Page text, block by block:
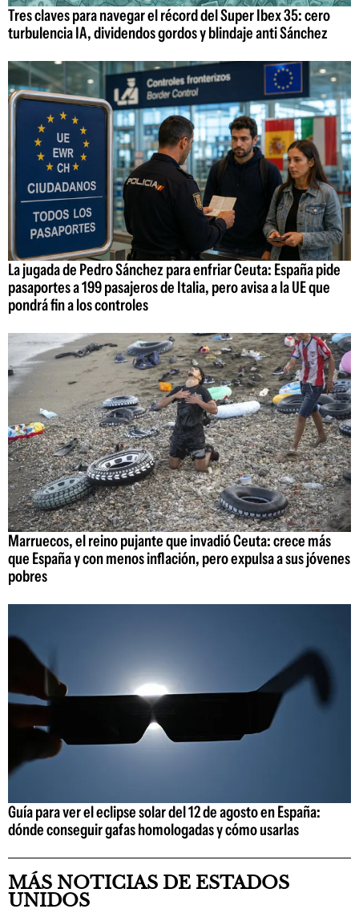
Tres claves para navegar el récord del Super Ibex 35: cero
turbulencia IA, dividendos gordos y blindaje anti Sánchez
La jugada de Pedro Sánchez para enfriar Ceuta: España pide
pasaportes a 199 pasajeros de Italia, pero avisa a la UE que
pondrá fin a los controles
Marruecos, el reino pujante que invadió Ceuta: crece más
que España y con menos inflación, pero expulsa a sus jóvenes
pobres
Guía para ver el eclipse solar del 12 de agosto en España:
dónde conseguir gafas homologadas y cómo usarlas
MÁS NOTICIAS DE ESTADOS
UNIDOS